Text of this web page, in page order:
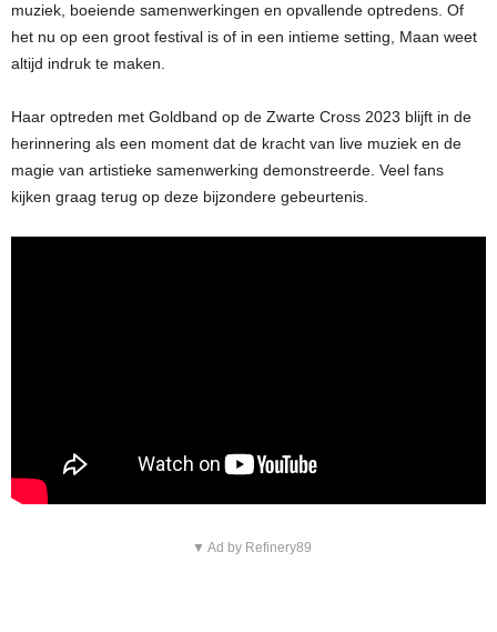
muziek, boeiende samenwerkingen en opvallende optredens. Of
het nu op een groot festival is of in een intieme setting, Maan weet
altijd indruk te maken.
Haar optreden met Goldband op de Zwarte Cross 2023 blijft in de
herinnering als een moment dat de kracht van live muziek en de
magie van artistieke samenwerking demonstreerde. Veel fans
kijken graag terug op deze bijzondere gebeurtenis.
▼ Ad by Refinery89